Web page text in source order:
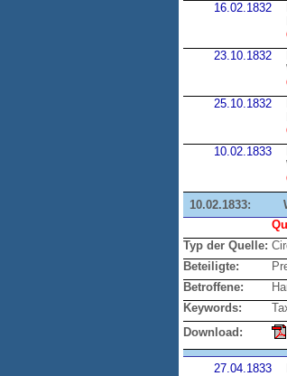
16.02.1832
23.10.1832
25.10.1832
10.02.1833
10.02.1833:
Typ der Quelle:
Beteiligte:
Betroffene:
Keywords:
Download:
27.04.1833